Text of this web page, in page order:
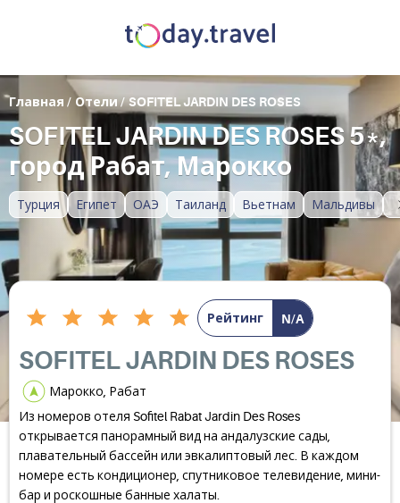
Турция Египет ОАЭ Таиланд Вьетнам Мальдивы
Главная / Отели/ SOFITEL JARDIN DES ROSES
SOFITEL JARDIN DES ROSES 5*,
город Рабат, Марокко
Рейтинг N/A
SOFITEL JARDIN DES ROSES
Марокко, Рабат
Из номеров отеля Sofitel Rabat Jardin Des Roses
открывается панорамный вид на андалузские сады,
плавательный бассейн или эвкалиптовый лес. В каждом
номере есть кондиционер, спутниковое телевидение, мини-
бар и роскошные банные халаты.